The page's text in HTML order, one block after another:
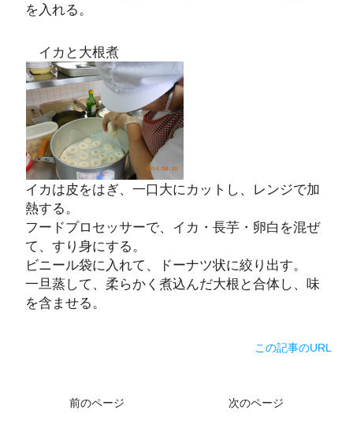
を入れる。
イカと大根煮
イカは皮をはぎ、一口大にカットし、レンジで加
熱する。
フードプロセッサーで、イカ・長芋・卵白を混ぜ
て、すり身にする。
ビニール袋に入れて、ドーナツ状に絞り出す。
一旦蒸して、柔らかく煮込んだ大根と合体し、味
を含ませる。
この記事のURL
前のページ 次のページ